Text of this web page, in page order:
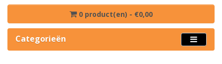
0 product(en) - €0,00
Categorieën